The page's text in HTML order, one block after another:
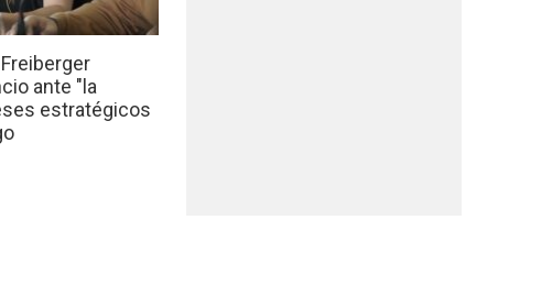
Freiberger
ante "la
estratégicos